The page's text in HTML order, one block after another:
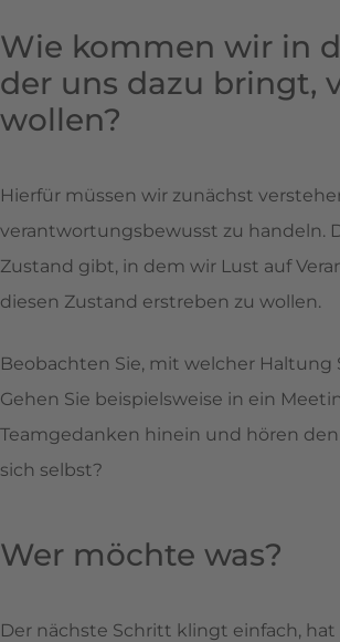
Wie kommen wir in
der uns dazu bringt,
wollen?
Hierfür müssen wir zunächst
verantwortungsbewusst zu handeln.
Zustand gibt, in dem wir Lust auf
diesen Zustand erstreben zu wollen.
Beobachten Sie, mit welcher Haltung
Gehen Sie beispielsweise in ein
Teamgedanken hinein und hören den
sich selbst?
Wer möchte was?
Der nächste Schritt klingt einfach, hat